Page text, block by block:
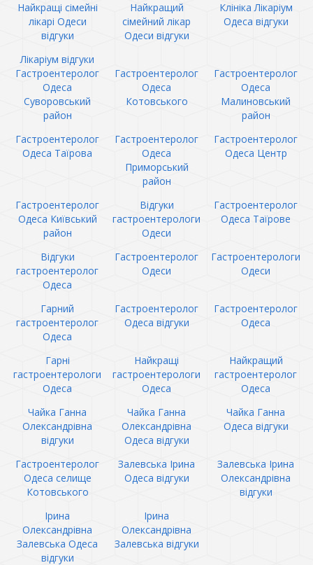
Найкращі сімейні
лікарі Одеси
відгуки
Найкращий
сімейний лікар
Одеси відгуки
Клініка Лікаріум
Одеса відгуки
Лікаріум відгуки
Гастроентеролог
Одеса
Суворовський
район
Гастроентеролог
Одеса
Котовського
Гастроентеролог
Одеса
Малиновський
район
Гастроентеролог
Одеса Таїрова
Гастроентеролог
Одеса
Приморський
район
Гастроентеролог
Одеса Центр
Гастроентеролог
Одеса Київський
район
Відгуки
гастроентерологи
Одеси
Гастроентеролог
Одеса Таїрове
Відгуки
гастроентеролог
Одеса
Гастроентеролог
Одеси
Гастроентерологи
Одеси
Гарний
гастроентеролог
Одеса
Гастроентеролог
Одеса відгуки
Гастроентеролог
Одеса
Гарні
гастроентерологи
Одеса
Найкращі
гастроентерологи
Одеса
Найкращий
гастроентеролог
Одеса
Чайка Ганна
Олександрівна
відгуки
Чайка Ганна
Олександрівна
Одеса відгуки
Чайка Ганна
Одеса відгуки
Гастроентеролог
Одеса селище
Котовського
Залевська Ірина
Одеса відгуки
Залевська Ірина
Олександрівна
відгуки
Ірина
Олександрівна
Залевська Одеса
відгуки
Ірина
Олександрівна
Залевська відгуки